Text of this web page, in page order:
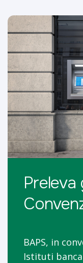
Preleva
BAPS, in
Istituti